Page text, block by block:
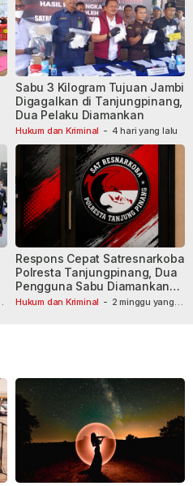
Hukum dan Kriminal - 4 hari yang lalu
Sabu 3 Kilogram Tujuan Jambi
Digagalkan di Tanjungpinang,
Dua Pelaku Diamankan
Hukum dan Kriminal - 2 minggu yang
Respons Cepat Satresnarkoba
Polresta Tanjungpinang, Dua
Pengguna Sabu Diamankan
Usai Dilaporkan ke Call Center